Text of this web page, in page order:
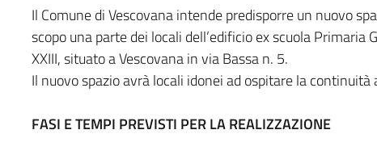
Il Comune di Vescovana intende predisporre un nuovo
scopo una parte dei locali dell’edificio ex scuola Primaria
XXIII, situato a Vescovana in via Bassa n. 5.
Il nuovo spazio avrà locali idonei ad ospitare la continuità
FASI E TEMPI PREVISTI PER LA REALIZZAZIONE